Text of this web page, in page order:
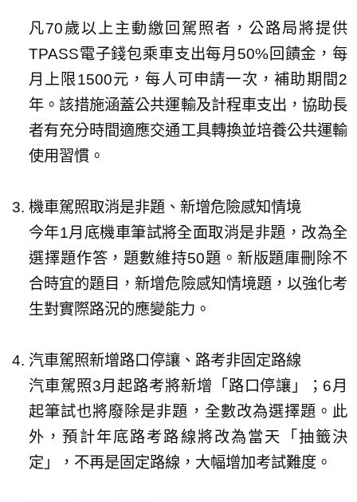
凡70歲以上主動繳回駕照者，公路局將提供
TPASS電子錢包乘車支出每月50%回饋金，每
月上限1500元，每人可申請一次，補助期間2
年。該措施涵蓋公共運輸及計程車支出，協助長
者有充分時間適應交通工具轉換並培養公共運輸
使用習慣。
機車駕照取消是非題、新增危險感知情境
今年1月底機車筆試將全面取消是非題，改為全
選擇題作答，題數維持50題。新版題庫刪除不
合時宜的題目，新增危險感知情境題，以強化考
生對實際路況的應變能力。
汽車駕照新增路口停讓、路考非固定路線
汽車駕照3月起路考將新增「路口停讓」；6月
起筆試也將廢除是非題，全數改為選擇題。此
外，預計年底路考路線將改為當天「抽籤決
定」，不再是固定路線，大幅增加考試難度。